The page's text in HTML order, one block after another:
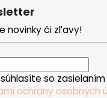
novinky či zľavy!
so
ochrany osobných